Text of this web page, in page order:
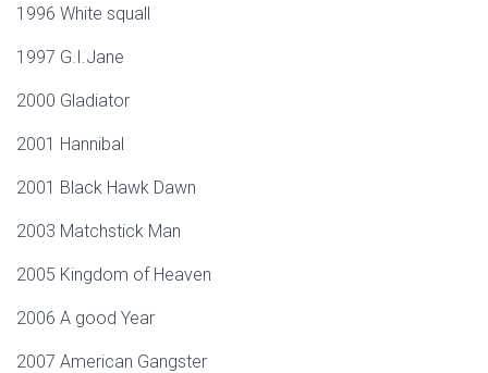
1996 White squall
1997 G.I.Jane
2000 Gladiator
2001 Hannibal
2001 Black Hawk Dawn
2003 Matchstick Man
2005 Kingdom of Heaven
2006 A good Year
2007 American Gangster